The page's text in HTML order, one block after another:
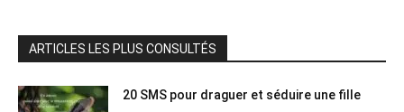
ARTICLES LES PLUS CONSULTÉS
20 SMS pour draguer et séduire une fille